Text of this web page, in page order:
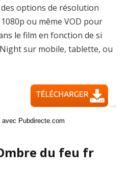
options de résolution
ou même VOD pour
le film en fonction de si
sur mobile, tablette, ou
avec Pubdirecte.com
du feu fr